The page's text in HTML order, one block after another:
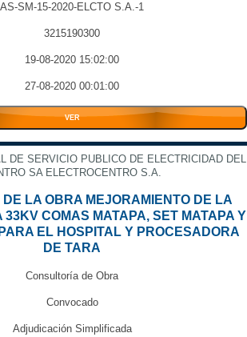
AS-SM-15-2020-ELCTO S.A.-1
3215190300
19-08-2020 15:02:00
27-08-2020 00:01:00
VER
DE SERVICIO PUBLICO DE ELECTRICIDAD DEL
SA ELECTROCENTRO S.A.
LA OBRA MEJORAMIENTO DE LA
33KV COMAS MATAPA, SET MATAPA Y
EL HOSPITAL Y PROCESADORA
DE TARA
Consultoría de Obra
Convocado
Adjudicación Simplificada